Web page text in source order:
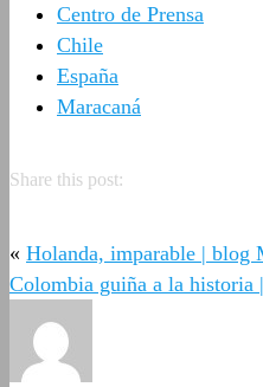
Centro de Prensa
Chile
España
Maracaná
Share this post:
« Holanda, imparable | blog
Colombia guiña a la